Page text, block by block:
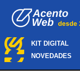
KIT DIGITAL
NOVEDADES